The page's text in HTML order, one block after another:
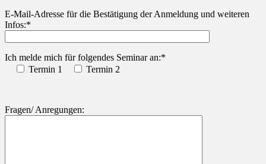
Bitte lasse dieses Feld leer.
E-Mail-Adresse für die Bestätigung der Anmeldung und weiteren
Infos:*
Ich melde mich für folgendes Seminar an:*
Termin 1
Termin 2
Fragen/ Anregungen: